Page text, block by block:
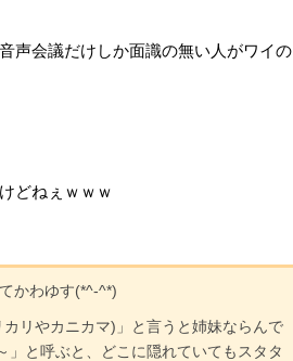
声会議だけしか面識の無い人がワイの
どねぇｗｗｗ
かわゆす(*^-^*)
リやカニカマ)」と言うと姉妹ならんで
と呼ぶと、どこに隠れていてもスタタ